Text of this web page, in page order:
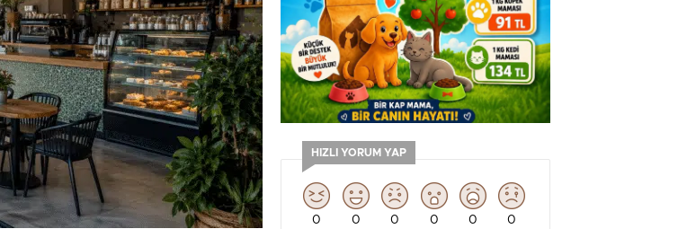
HIZLI YORUM YAP
0 0 0 0 0 0